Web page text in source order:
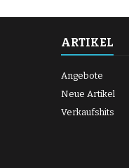
ARTIKEL
Angebote
Neue Artikel
Verkaufshits